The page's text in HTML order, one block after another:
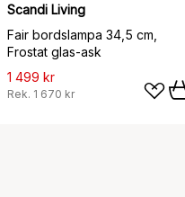
Scandi Living
Fair bordslampa 34,5 cm,
Frostat glas-ask
1 499 kr
Rek. 1 670 kr